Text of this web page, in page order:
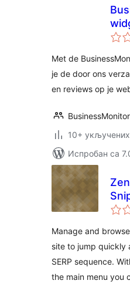
Met de
je de door ons
en reviews op je
BusinessMonitor
10+
Испробан са
Manage and
site to jump quickly
SERP sequence.
the main menu you